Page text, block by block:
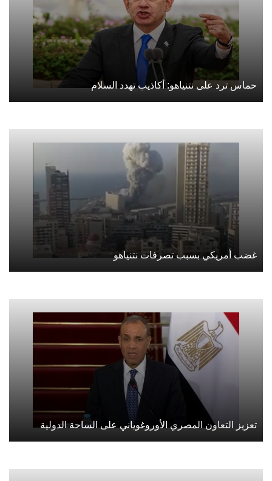
حماس ترد على نتنياهو: أكاذيب تهدد السلام
غضب أمريكي بسبب تصرفات نتنياهو
تعزيز التعاون المصري الأوروغوياني على الساحة الدولية